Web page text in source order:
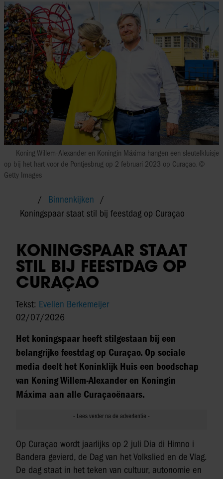
Koning Willem-Alexander en Koningin Máxima hangen een sleutelkluisje
op bij het hart voor de Pontjesbrug op 2 februari 2023 op Curaçao. ©
Getty Images
Binnenkijken
Koningspaar staat stil bij feestdag op Curaçao
KONINGSPAAR STAAT
STIL BIJ FEESTDAG OP
CURAÇAO
Tekst: Evelien Berkemeijer
02/07/2026
Het koningspaar heeft stilgestaan bij een
belangrijke feestdag op Curaçao. Op sociale
media deelt het Koninklijk Huis een boodschap
van Koning Willem-Alexander en Koningin
Máxima aan alle Curaçaoënaars.
Op Curaçao wordt jaarlijks op 2 juli Dia di Himno i
Bandera gevierd, de Dag van het Volkslied en de Vlag.
De dag staat in het teken van cultuur, autonomie en